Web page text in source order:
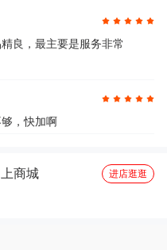
12月17日买了1件 去下单
良，最主要是服务非常
，快加啊
商城 进店逛逛